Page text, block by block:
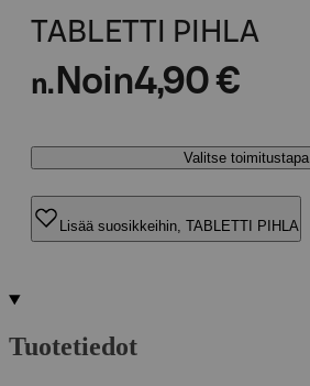
TABLETTI PIHLA
n. Noin4,90 €
Valitse toimitustapa
Lisää suosikkeihin, TABLETTI PIHLA
Tuotetiedot